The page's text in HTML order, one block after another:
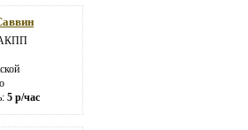
АКПП
5 р/час